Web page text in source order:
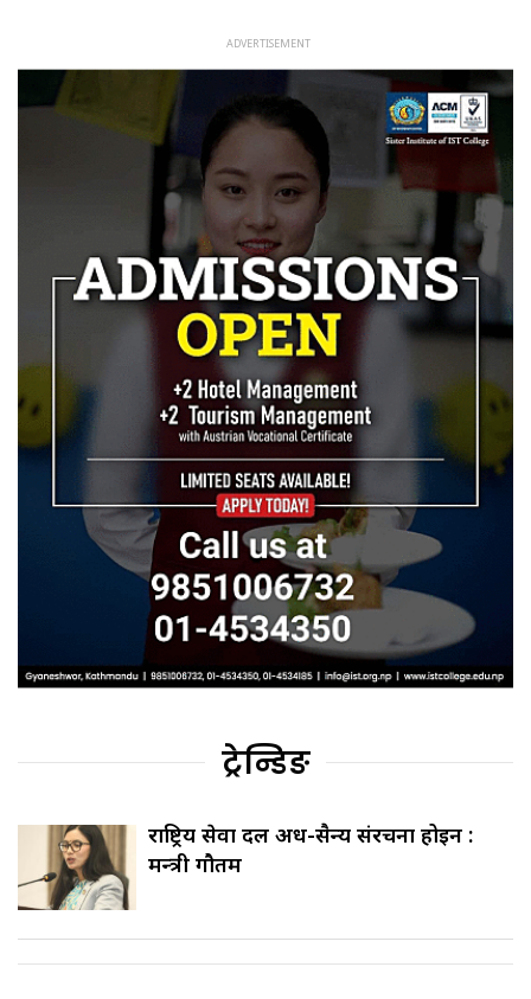
ट्रेन्डिङ
राष्ट्रिय सेवा दल अर्ध-सैन्य संरचना होइन :
मन्त्री गौतम